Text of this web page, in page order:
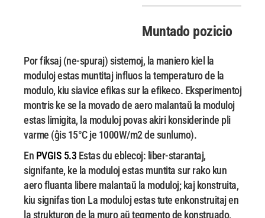
Muntado pozicio
Por fiksaj (ne-spuraj) sistemoj, la maniero kiel la
moduloj estas muntitaj influosla temperaturo de la
modulo, kiu siavice efikas sur la efikeco. Eksperimentoj
montriske se la movado de aero malantaŭ la moduloj
estas limigita, la moduloj povas akiri konsiderinde pli
varme (ĝis 15°C je 1000W/m2 de sunlumo).
En PVGIS 5.3 Estas du eblecoj: liber-starantaj,
signifante, ke la moduloj estas muntitasur rako kun
aero fluanta libere malantaŭ la moduloj; kaj konstruita,
kiu signifas tion La moduloj estas tute enkonstruitaj en
la strukturon de la muro aŭ tegmento de konstruado,